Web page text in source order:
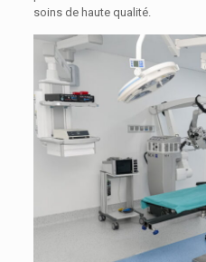
soins de haute qualité.